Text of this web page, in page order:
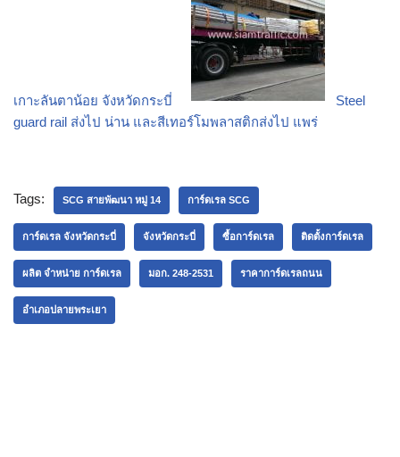
เกาะลันตาน้อย จังหวัดกระบี่
Steel
guard rail ส่งไป น่าน และสีเทอร์โมพลาสติกส่งไป แพร่
Tags: SCG สายพัฒนา หมู่ 14 การ์ดเรล SCG
การ์ดเรล จังหวัดกระบี่ จังหวัดกระบี่ ซื้อการ์ดเรล ติดตั้งการ์ดเรล
ผลิต จำหน่าย การ์ดเรล มอก. 248-2531 ราคาการ์ดเรลถนน
อำเภอปลายพระเยา